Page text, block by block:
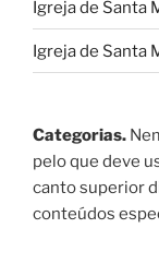
Igreja de Santa
Igreja de Santa
Categorias.
pelo que deve
canto superior
conteúdos